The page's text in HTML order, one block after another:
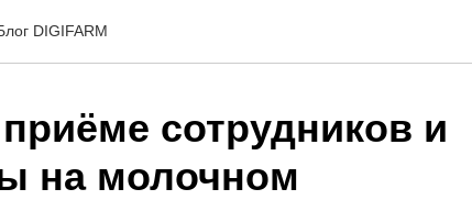
DIGIFARM
сотрудников и
на молочном